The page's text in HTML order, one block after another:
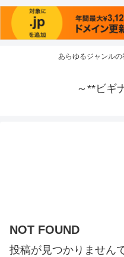
あらゆるジャンル
～**ビギ
NOT FOUND
投稿が見つかりません